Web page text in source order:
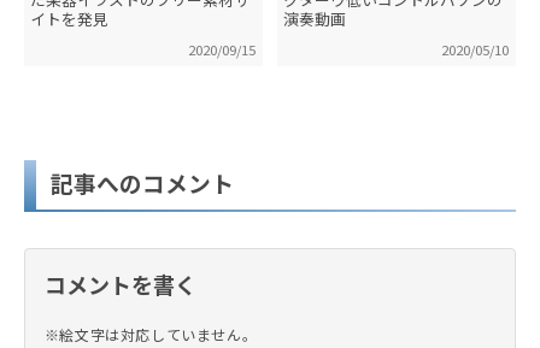
イトを発見
2020/09/15
演奏動画
2020/05/10
記事へのコメント
コメントを書く
※絵文字は対応していません。